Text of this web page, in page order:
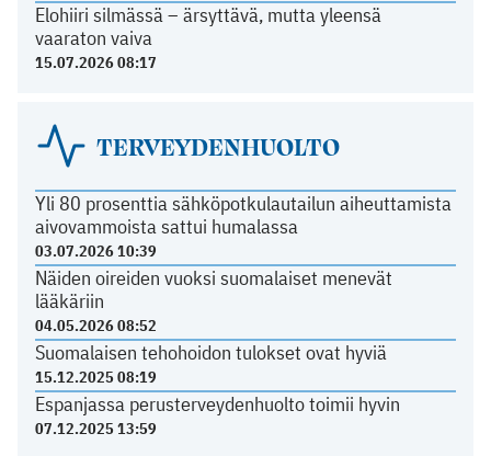
Elohiiri silmässä – ärsyttävä, mutta yleensä
vaaraton vaiva
15.07.2026 08:17
TERVEYDENHUOLTO
Yli 80 prosenttia sähköpotkulautailun aiheuttamista
aivovammoista sattui humalassa
03.07.2026 10:39
Näiden oireiden vuoksi suomalaiset menevät
lääkäriin
04.05.2026 08:52
Suomalaisen tehohoidon tulokset ovat hyviä
15.12.2025 08:19
Espanjassa perusterveydenhuolto toimii hyvin
07.12.2025 13:59